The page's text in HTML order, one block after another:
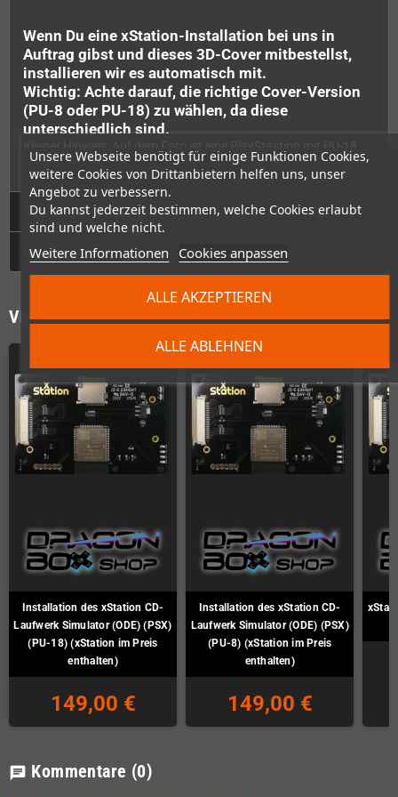
Unsere Webseite benötigt für einige Funktionen Cookies,
weitere Cookies von Drittanbietern helfen uns, unser
Angebot zu verbessern.
Du kannst jederzeit bestimmen, welche Cookies erlaubt
sind und welche nicht.
Weitere Informationen Cookies anpassen
ALLE ABLEHNEN
ALLE AKZEPTIEREN
Wenn Du eine xStation-Installation bei uns in
Auftrag gibst und dieses 3D-Cover mitbestellst,
installieren wir es automatisch mit.
Wichtig: Achte darauf, die richtige Cover-Version
(PU-8 oder PU-18) zu wählen, da diese
unterschiedlich sind.
Mod zu sehen.
Technische Daten
GPSR
Vielleicht wäre das auch was für Dich
Installation des xStation CD-
Laufwerk Simulator (ODE) (PSX)
(PU-18) (xStation im Preis
enthalten)
149,00 €
Installation des xStation CD-
Laufwerk Simulator (ODE) (PSX)
(PU-8) (xStation im Preis
enthalten)
149,00 €
chat Kommentare (0)